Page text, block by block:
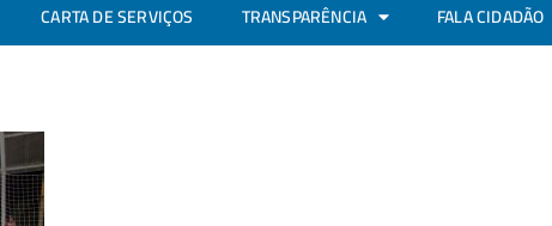
CARTA DE SERVIÇOS TRANSPARÊNCIA FALA CIDADÃO